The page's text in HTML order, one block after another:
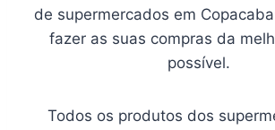
de supermercados em
fazer as suas compras da
possível.
Todos os produtos dos